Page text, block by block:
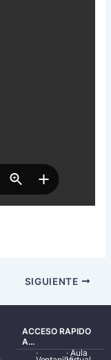
SIGUIENTE
ACCESO RAPIDO
A...
·
·Aula